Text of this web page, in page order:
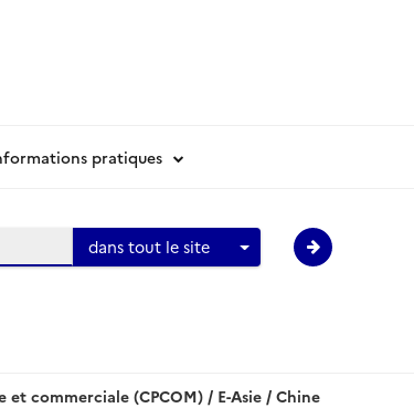
pratiques
dans tout le site
commerciale (CPCOM) / E-Asie / Chine